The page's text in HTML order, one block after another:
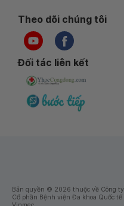
Theo dõi chúng tôi
Đối tác liên kết
Bản quyền © 2026 thuộc về Công ty
Cổ phần Bệnh viện Đa khoa Quốc tế